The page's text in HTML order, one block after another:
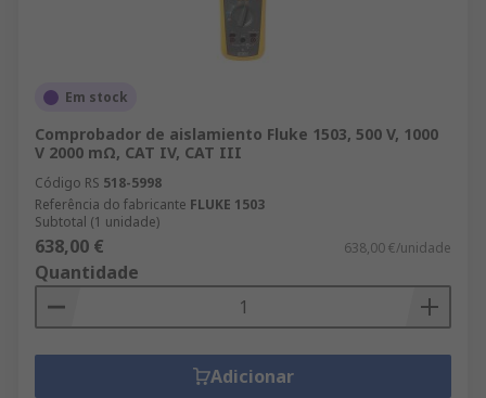
Em stock
Comprobador de aislamiento Fluke 1503, 500 V, 1000
V 2000 mΩ, CAT IV, CAT III
Código RS 518-5998
Referência do fabricante FLUKE 1503
Subtotal (1 unidade)
638,00 € 638,00 €/unidade
Quantidade
Adicionar